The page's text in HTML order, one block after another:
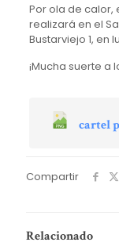
Por ola de calor,
realizará en el
Bustarviejo 1, en
¡Mucha suerte a
cartel
Compartir
Relacionado